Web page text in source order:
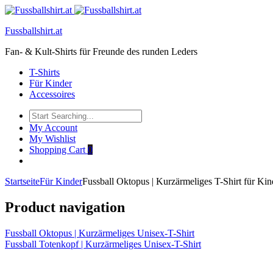
Fussballshirt.at
Fan- & Kult-Shirts für Freunde des runden Leders
T-Shirts
Für Kinder
Accessoires
My Account
My Wishlist
Shopping Cart 0
StartseiteFür KinderFussball Oktopus | Kurzärmeliges T-Shirt für
Product navigation
Fussball Oktopus | Kurzärmeliges Unisex-T-Shirt
Fussball Totenkopf | Kurzärmeliges Unisex-T-Shirt